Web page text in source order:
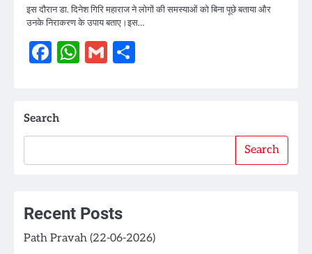
इस दौरान डा. दिनेश गिरि महाराज ने लोगों की समस्याओं को बिना पूछे बताया और
उनके निराकरण के उपाय बताए।इस…
Facebook
WhatsApp
Gmail
Search
Search
Recent Posts
Path Pravah (22-06-2026)